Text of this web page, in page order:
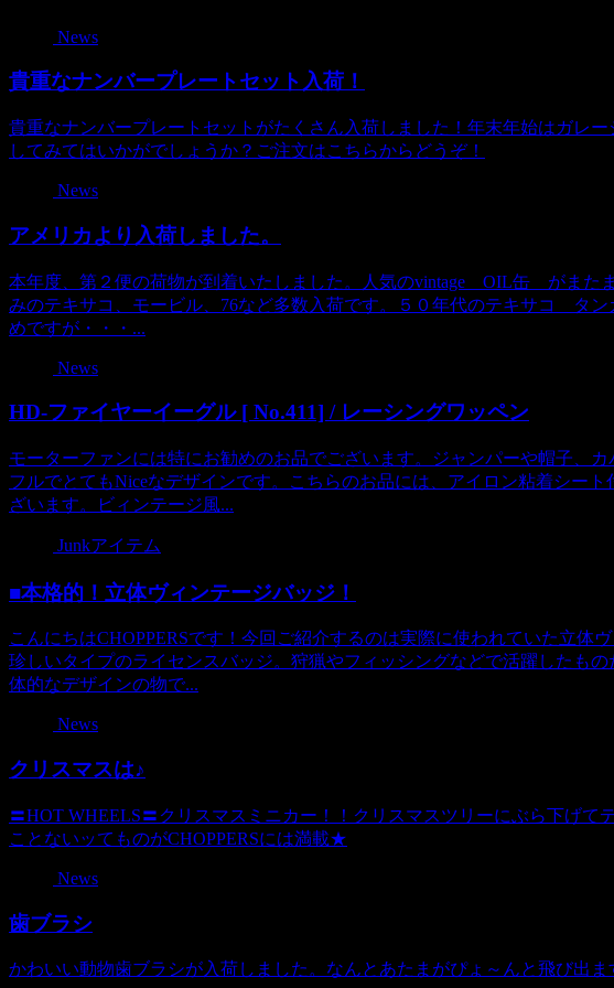
News
貴重なナンバープレートセット入荷！
貴重なナンバープレートセットがたくさん入荷しました！年末年始はガレ
してみてはいかがでしょうか？ご注文はこちらからどうぞ！
News
アメリカより入荷しました。
本年度、第２便の荷物が到着いたしました。人気のvintage OIL缶 がまた
みのテキサコ、モービル、76など多数入荷です。５０年代のテキサコ タ
めですが・・・...
News
HD-ファイヤーイーグル [ No.411] / レーシングワッペン
モーターファンには特にお勧めのお品でございます。ジャンパーや帽子、
フルでとてもNiceなデザインです。こちらのお品には、アイロン粘着シー
ざいます。ビィンテージ風...
Junkアイテム
■本格的！立体ヴィンテージバッジ！
こんにちはCHOPPERSです！今回ご紹介するのは実際に使われていた立体
珍しいタイプのライセンスバッジ。狩猟やフィッシングなどで活躍したも
体的なデザインの物で...
News
クリスマスは♪
〓HOT WHEELS〓クリスマスミニカー！！クリスマスツリーにぶら下げて
ことないッてものがCHOPPERSには満載★
News
歯ブラシ
かわいい動物歯ブラシが入荷しました。なんとあたまがぴょ～んと飛び出